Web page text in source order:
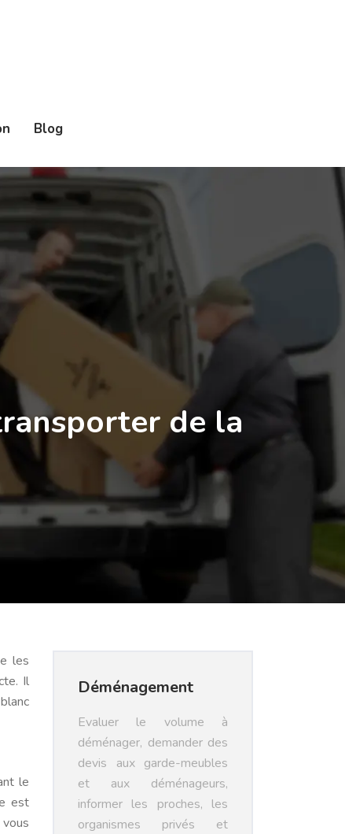
Blog
de la
les
Il
le
est
Déménagement
Evaluer le volume à
déménager, demander des
devis aux garde-meubles
et aux déménageurs,
informer les proches, les
organismes privés et